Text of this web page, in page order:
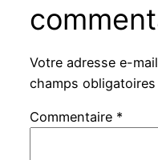
Votre adresse e-
champs
Commentaire *